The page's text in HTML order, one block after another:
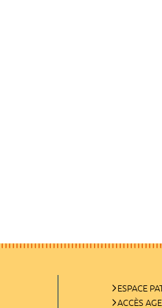
ESPACE
ACCÈS